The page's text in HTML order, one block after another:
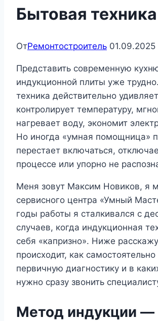
Бытовая техника
ОтРемонтостроитель 01.09.2025
Представить современную
индукционной плиты уже
техника действительно
контролирует температуру,
нагревает воду, экономит
Но иногда «умная помощница»
перестает включаться,
процессе или упорно не
Меня зовут Максим Новиков, я
сервисного центра «Умный
годы работы я сталкивался с
случаев, когда индукционная
себя «капризно». Ниже
происходит, как
первичную диагностику и в
нужно сразу звонить
Метод индукции ―